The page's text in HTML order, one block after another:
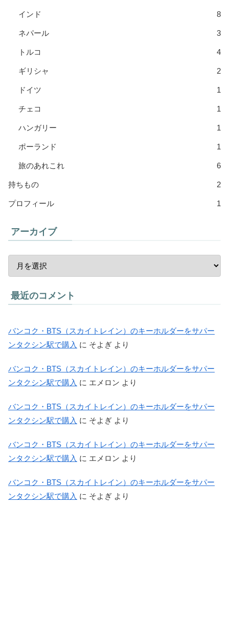
インド 8
ネパール 3
トルコ 4
ギリシャ 2
ドイツ 1
チェコ 1
ハンガリー 1
ポーランド 1
旅のあれこれ 6
持ちもの 2
プロフィール 1
アーカイブ
最近のコメント
バンコク・BTS（スカイトレイン）のキーホルダーをサパー
ンタクシン駅で購入 に そよぎ より
バンコク・BTS（スカイトレイン）のキーホルダーをサパー
ンタクシン駅で購入 に エメロン より
バンコク・BTS（スカイトレイン）のキーホルダーをサパー
ンタクシン駅で購入 に そよぎ より
バンコク・BTS（スカイトレイン）のキーホルダーをサパー
ンタクシン駅で購入 に エメロン より
バンコク・BTS（スカイトレイン）のキーホルダーをサパー
ンタクシン駅で購入 に そよぎ より